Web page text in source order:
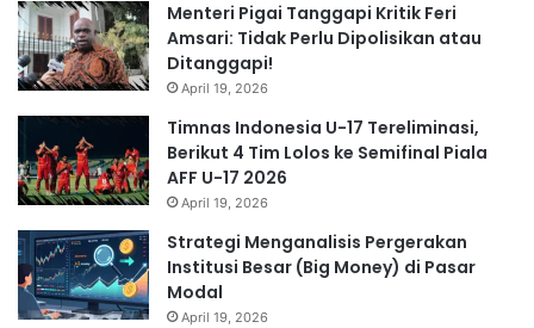
Menteri Pigai Tanggapi Kritik Feri
Amsari: Tidak Perlu Dipolisikan atau
Ditanggapi!
April 19, 2026
Timnas Indonesia U-17 Tereliminasi,
Berikut 4 Tim Lolos ke Semifinal Piala
AFF U-17 2026
April 19, 2026
Strategi Menganalisis Pergerakan
Institusi Besar (Big Money) di Pasar
Modal
April 19, 2026